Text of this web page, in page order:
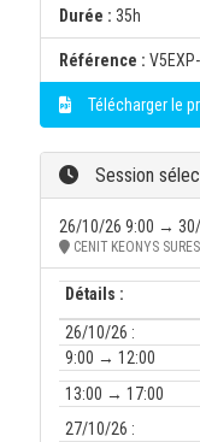
Durée : 35h
Référence : V5EXP-
Télécharger le
Session
26/10/26 9:00 →
CENIT KEONYS
Détails :
26/10/26 :
9:00 → 12:00
13:00 → 17:00
27/10/26 :